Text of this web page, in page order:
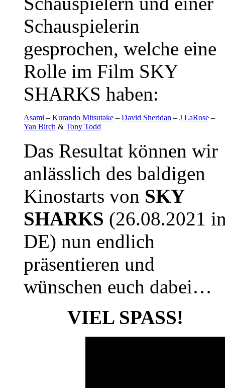
Schauspielerin
gesprochen, welche eine
Rolle im Film SKY
SHARKS haben:
Asami – Kurando Mitsutake– David Sheridan – J LaRose–
Yan Birch & Tony Todd
Das Resultat können wir
anlässlich des baldigen
Kinostarts von SKY
SHARKS (26.08.2021
DE) nun endlich
präsentieren und
wünschen euch dabei…
VIEL SPASS!